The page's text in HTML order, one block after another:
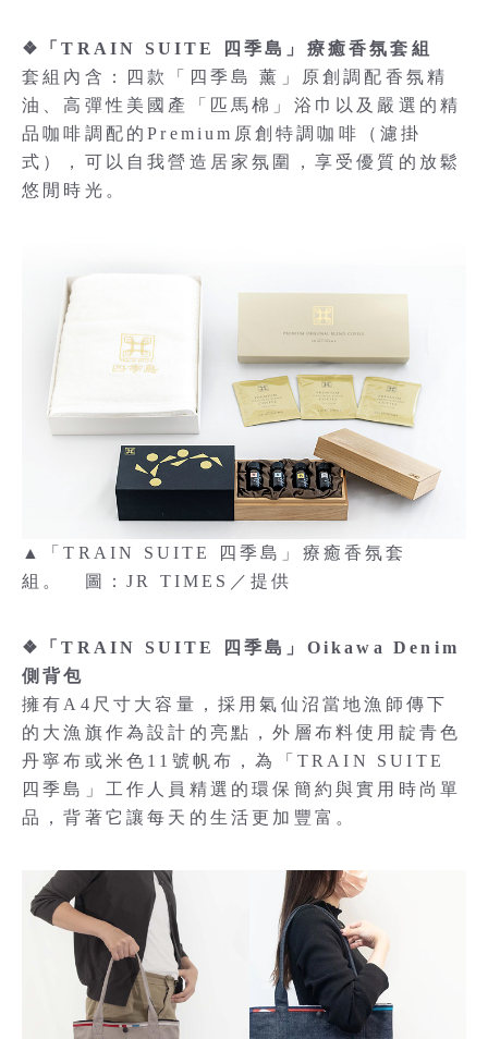
❖「TRAIN SUITE 四季島」療癒香氛套組
套組內含：四款「四季島 薰」原創調配香氛精
油、高彈性美國產「匹馬棉」浴巾以及嚴選的精
品咖啡調配的Premium原創特調咖啡（濾掛
式），可以自我營造居家氛圍，享受優質的放鬆
悠閒時光。
▲「TRAIN SUITE 四季島」療癒香氛套
組。 圖：JR TIMES／提供
❖「TRAIN SUITE 四季島」Oikawa Denim
側背包
擁有A4尺寸大容量，採用氣仙沼當地漁師傳下
的大漁旗作為設計的亮點，外層布料使用靛青色
丹寧布或米色11號帆布，為「TRAIN SUITE
四季島」工作人員精選的環保簡約與實用時尚單
品，背著它讓每天的生活更加豐富。